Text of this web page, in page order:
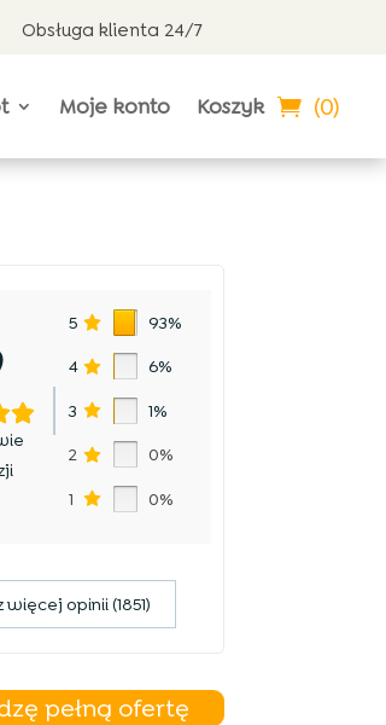
Obsługa klienta 24/7
Moje konto Koszyk (0)
5 93%
4 6%
3 1%
2 0%
1 0%
więcej opinii (1851)
pełną ofertę